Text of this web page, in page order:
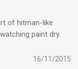
of hitman-like
paint dry.
dress for the
is actually16/11/2015